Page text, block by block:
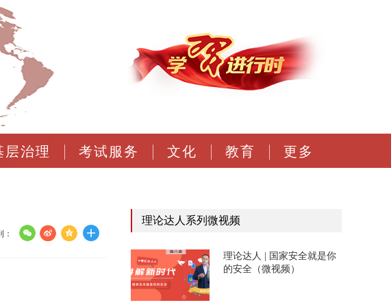
层治理 考试服务 文化 教育 更多
：
理论达人系列微视频
理论达人 | 国家安全就是你
的安全（微视频）